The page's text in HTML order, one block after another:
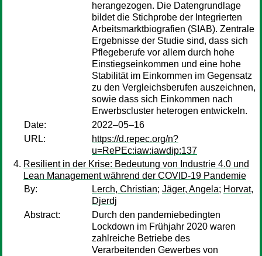
herangezogen. Die Datengrundlage
bildet die Stichprobe der Integrierten
Arbeitsmarktbiografien (SIAB). Zentrale
Ergebnisse der Studie sind, dass sich
Pflegeberufe vor allem durch hohe
Einstiegseinkommen und eine hohe
Stabilität im Einkommen im Gegensatz
zu den Vergleichsberufen auszeichnen,
sowie dass sich Einkommen nach
Erwerbscluster heterogen entwickeln.
Date:
2022–05–16
URL:
https://d.repec.org/n?
u=RePEc:iaw:iawdip:137
Resilient in der Krise: Bedeutung von Industrie 4.0 und
Lean Management während der COVID-19 Pandemie
By:
Lerch, Christian; Jäger, Angela; Horvat,
Djerdj
Abstract:
Durch den pandemiebedingten
Lockdown im Frühjahr 2020 waren
zahlreiche Betriebe des
Verarbeitenden Gewerbes von